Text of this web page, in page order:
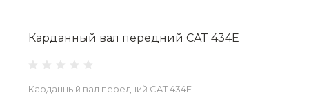
Карданный вал передний CAT 434E
Карданный вал передний CAT 434E